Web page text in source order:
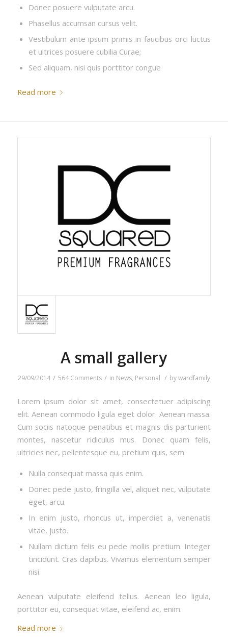
Donec posuere vulputate arcu.
Phasellus accumsan cursus velit.
Vestibulum ante ipsum primis in faucibus orci luctus
et ultrices posuere cubilia Curae;
Sed aliquam, nisi quis porttitor congue
Read more
A small gallery
29/09/2014 / 564 Comments / in News, Personal / bywardfamily
Lorem ipsum dolor sit amet, consectetuer adipiscing
elit. Aenean commodo ligula eget dolor. Aenean massa.
Cum sociis natoque penatibus et magnis dis parturient
montes, nascetur ridiculus mus. Donec quam felis,
ultricies nec, pellentesque eu, pretium quis, sem.
Nulla consequat massa quis enim.
Donec pede justo, fringilla vel, aliquet nec, vulputate
eget, arcu.
In enim justo, rhoncus ut, imperdiet a, venenatis
vitae, justo.
Nullam dictum felis eu pede mollis pretium. Integer
tincidunt. Cras dapibus. Vivamus elementum semper
nisi.
Aenean vulputate eleifend tellus. Aenean leo ligula,
porttitor eu, consequat vitae, eleifend ac, enim.
Read more